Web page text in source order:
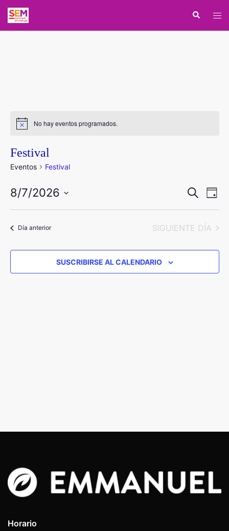
Saltar
contenido
Buscar
No hay eventos programados.
Festival
Eventos Festival
de
y
vistas
Eventos
BUSCAR
de
DÍA
8/7/2026
Seleccionar
Día anterior SIGUIENTE DÍA
SUSCRIBIRSE AL CALENDARIO
Horario